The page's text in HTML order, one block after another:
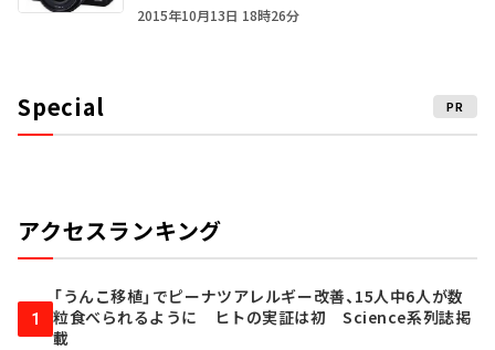
2015年10月13日 18時26分
Special PR
アクセスランキング
1
「うんこ移植」でピーナツアレルギー改善、15人中6人が数
粒食べられるように ヒトの実証は初 Science系列誌掲
載